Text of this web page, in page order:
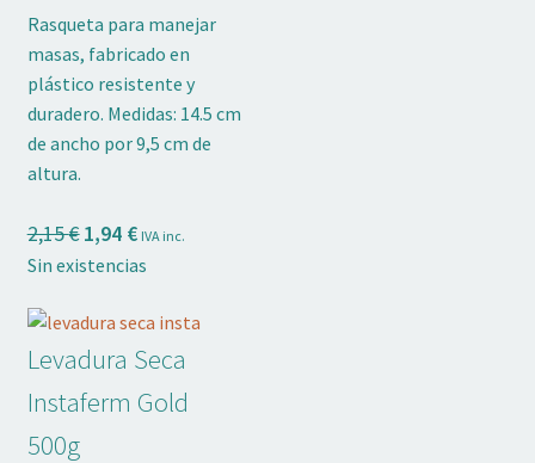
Rasqueta para manejar
masas, fabricado en
plástico resistente y
duradero. Medidas: 14.5 cm
de ancho por 9,5 cm de
altura.
2,15€ El
precio
era:
2,15 €.
1,94 €El
precio
es:
1,94 €.
IVA inc.
Sin existencias
Levadura Seca
Instaferm Gold
500g